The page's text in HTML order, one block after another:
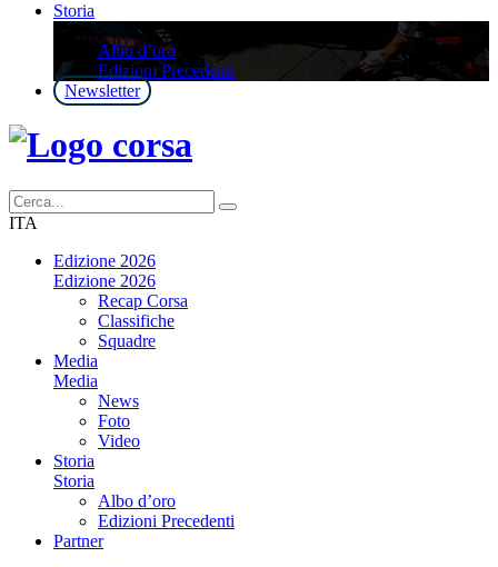
Storia
Storia
Albo d’oro
Edizioni Precedenti
Newsletter
ITA
Edizione 2026
Edizione 2026
Recap Corsa
Classifiche
Squadre
Media
Media
News
Foto
Video
Storia
Storia
Albo d’oro
Edizioni Precedenti
Partner